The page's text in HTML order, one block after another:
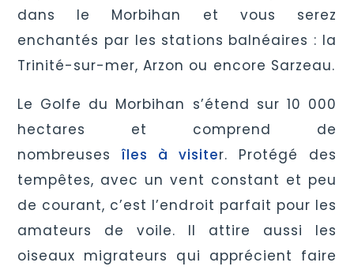
dans le Morbihan et vous serez
enchantés par les stations balnéaires : la
Trinité-sur-mer, Arzon ou encore Sarzeau.
Le Golfe du Morbihan s’étend sur 10 000
hectares et comprend de
nombreusesîles à visiter. Protégé des
tempêtes, avec un vent constant et peu
de courant, c’est l’endroit parfait pour les
amateurs de voile. Il attire aussi les
oiseaux migrateurs qui apprécient faire